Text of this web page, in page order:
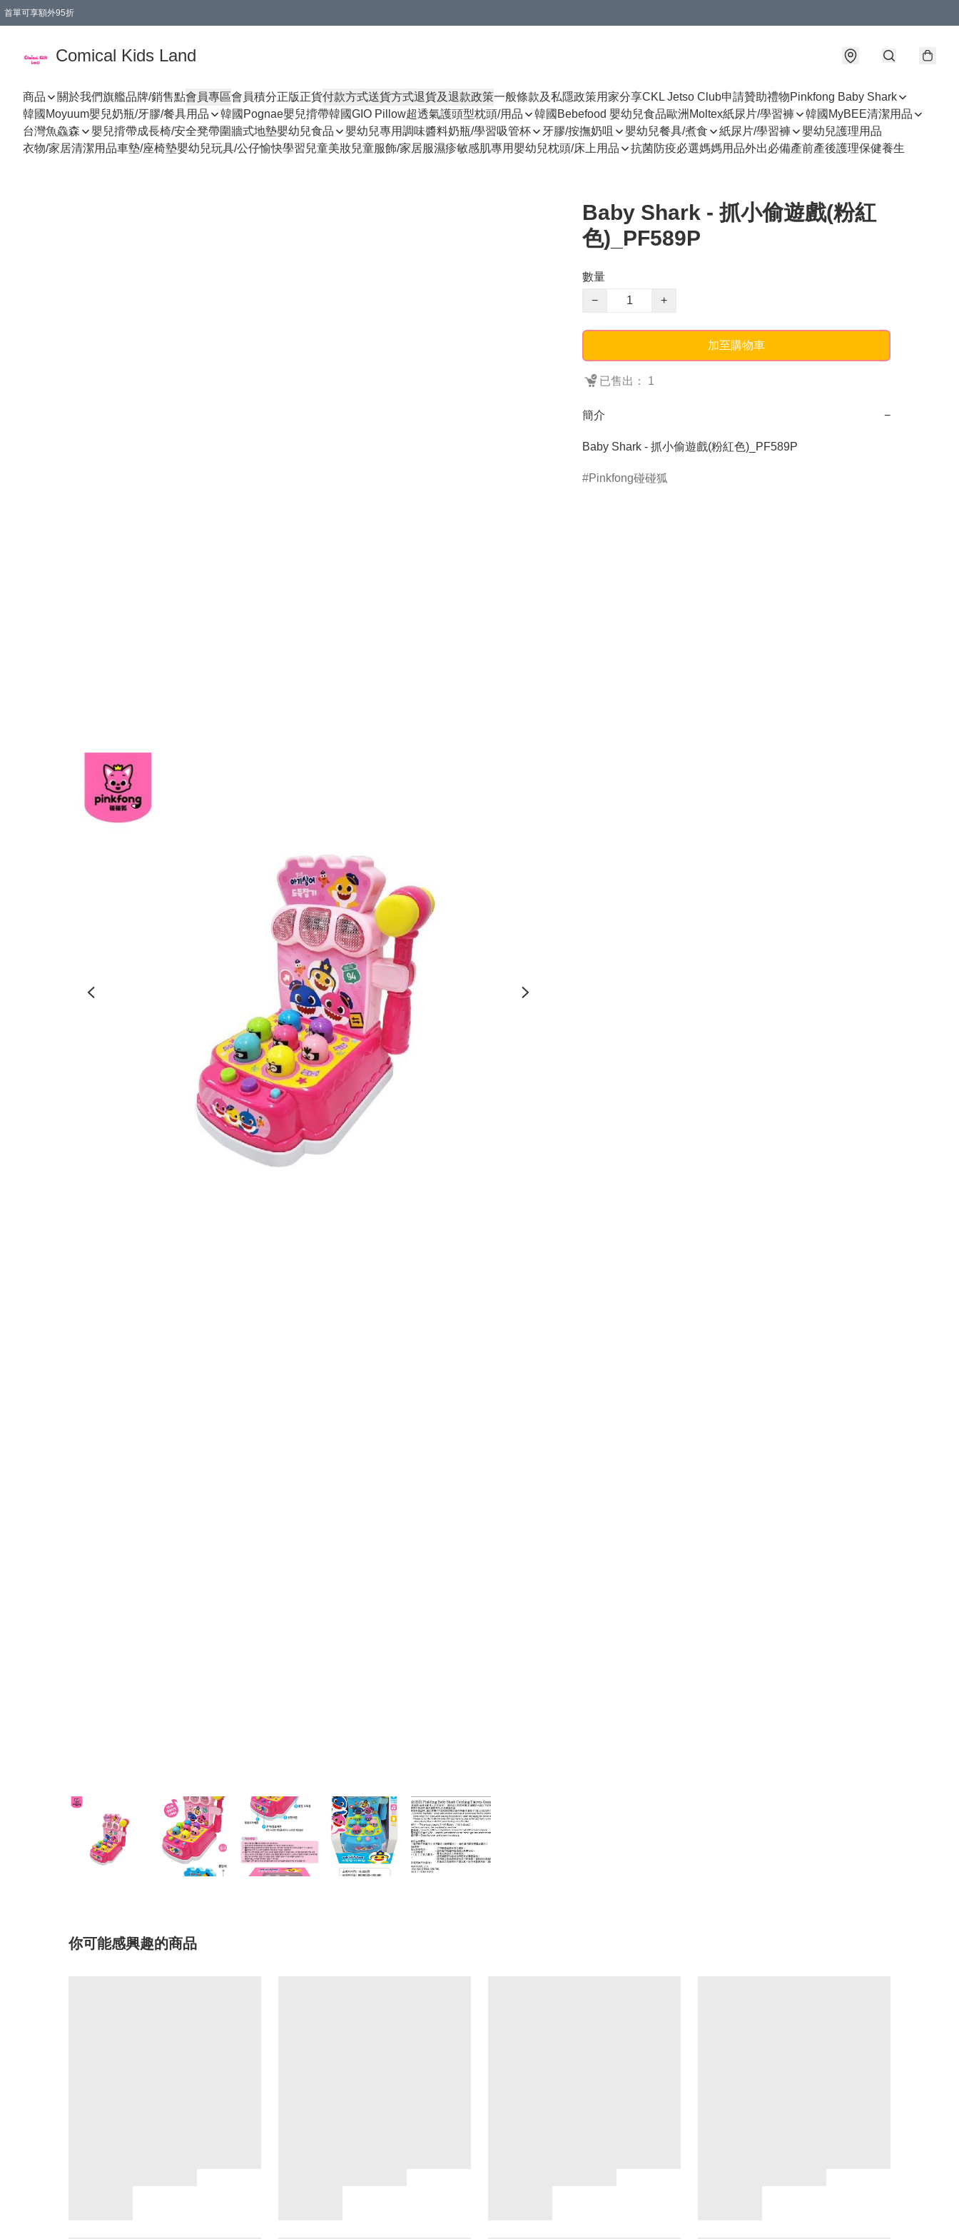
首單可享額外95折
Comical Kids Land
商品 關於我們旗艦品牌/銷售點會員專區會員積分正版正貨付款方式送貨方式退貨及退款政策一般條款及私隱政策用家分享CKL Jetso Club申請贊助禮物Pinkfong Baby Shark
韓國Moyuum嬰兒奶瓶/牙膠/餐具用品
韓國Pognae嬰兒揹帶韓國GIO Pillow超透氣護頭型枕頭/用品 韓國Bebefood 嬰幼兒食品歐洲Moltex紙尿片/學習褲
韓國MyBEE清潔用品
台灣魚鱻森
嬰兒揹帶成長椅/安全凳帶圍牆式地墊嬰幼兒食品 嬰幼兒專用調味醬料奶瓶/學習吸管杯 牙膠/按撫奶咀 嬰幼兒餐具/煮食 紙尿片/學習褲
嬰幼兒護理用品
衣物/家居清潔用品車墊/座椅墊嬰幼兒玩具/公仔愉快學習兒童美妝兒童服飾/家居服濕疹敏感肌專用嬰幼兒枕頭/床上用品 抗菌防疫必選媽媽用品外出必備產前產後護理保健養生
Baby Shark - 抓小偷遊戲(粉紅
色)_PF589P
數量
−
+
加至購物車
已售出： 1
簡介 −
Baby Shark - 抓小偷遊戲(粉紅色)_PF589P
Pinkfong碰碰狐
你可能感興趣的商品